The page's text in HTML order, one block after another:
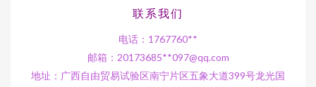
联系我们
电话：1767760**
邮箱：20173685**097@qq.com
地址：广西自由贸易试验区南宁片区五象大道399号龙光国